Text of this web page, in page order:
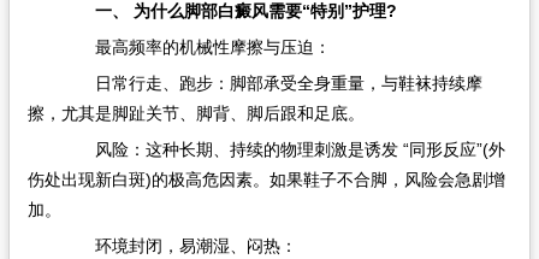
一、 为什么脚部白癜风需要“特别”护理?
最高频率的机械性摩擦与压迫：
日常行走、跑步：脚部承受全身重量，与鞋袜持续摩
擦，尤其是脚趾关节、脚背、脚后跟和足底。
风险：这种长期、持续的物理刺激是诱发 “同形反应”(外
伤处出现新白斑)的极高危因素。如果鞋子不合脚，风险会急剧增
加。
环境封闭，易潮湿、闷热：